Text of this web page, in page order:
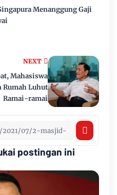
NEXT
Mahasiswa
Rumah Luhut
Ramai-ramai
Menanggung Gaji
postingan ini